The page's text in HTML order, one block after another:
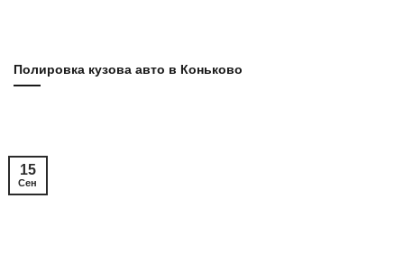
Полировка кузова авто в Коньково
15
Сен